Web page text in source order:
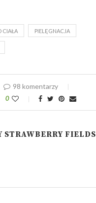
CIAŁA PIELĘGNACJA
98 komentarzy
0
STRAWBERRY FIELDS